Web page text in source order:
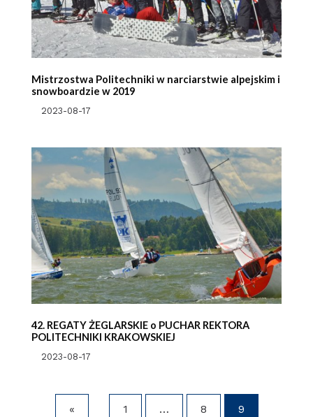
Mistrzostwa Politechniki w narciarstwie alpejskim i
snowboardzie w 2019
2023-08-17
42. REGATY ŻEGLARSKIE o PUCHAR REKTORA
POLITECHNIKI KRAKOWSKIEJ
2023-08-17
« 1 … 8 9